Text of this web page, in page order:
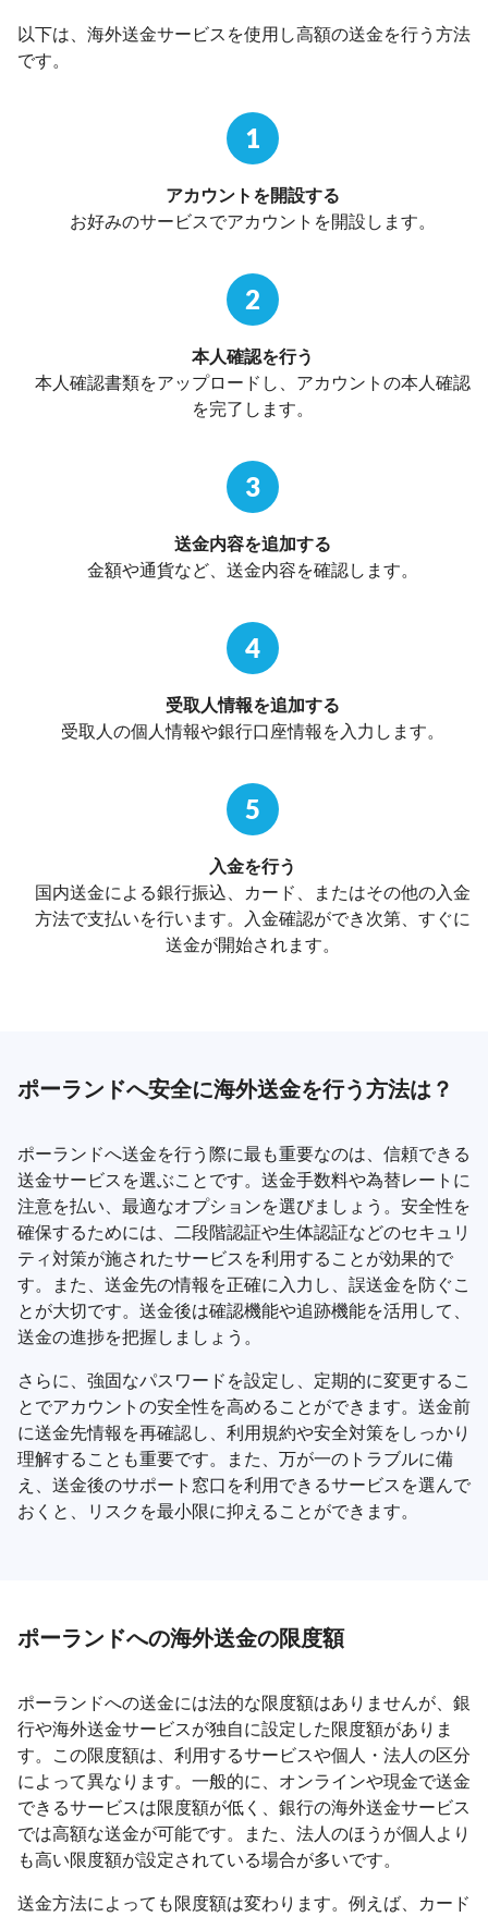
以下は、海外送金サービスを使用し高額の送金を行う方法
です。
1
アカウントを開設する
お好みのサービスでアカウントを開設します。
2
本人確認を行う
本人確認書類をアップロードし、アカウントの本人確認
を完了します。
3
送金内容を追加する
金額や通貨など、送金内容を確認します。
4
受取人情報を追加する
受取人の個人情報や銀行口座情報を入力します。
5
入金を行う
国内送金による銀行振込、カード、またはその他の入金
方法で支払いを行います。入金確認ができ次第、すぐに
送金が開始されます。
ポーランドへ安全に海外送金を行う方法は？
ポーランドへ送金を行う際に最も重要なのは、信頼できる
送金サービスを選ぶことです。送金手数料や為替レートに
注意を払い、最適なオプションを選びましょう。安全性を
確保するためには、二段階認証や生体認証などのセキュリ
ティ対策が施されたサービスを利用することが効果的で
す。また、送金先の情報を正確に入力し、誤送金を防ぐこ
とが大切です。送金後は確認機能や追跡機能を活用して、
送金の進捗を把握しましょう。
さらに、強固なパスワードを設定し、定期的に変更するこ
とでアカウントの安全性を高めることができます。送金前
に送金先情報を再確認し、利用規約や安全対策をしっかり
理解することも重要です。また、万が一のトラブルに備
え、送金後のサポート窓口を利用できるサービスを選んで
おくと、リスクを最小限に抑えることができます。
ポーランドへの海外送金の限度額
ポーランドへの送金には法的な限度額はありませんが、銀
行や海外送金サービスが独自に設定した限度額がありま
す。この限度額は、利用するサービスや個人・法人の区分
によって異なります。一般的に、オンラインや現金で送金
できるサービスは限度額が低く、銀行の海外送金サービス
では高額な送金が可能です。また、法人のほうが個人より
も高い限度額が設定されている場合が多いです。
送金方法によっても限度額は変わります。例えば、カード